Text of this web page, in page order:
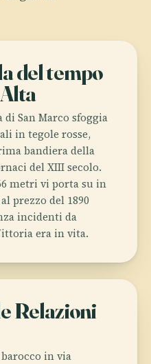
del tempo
San Marco sfoggia
in tegole rosse,
bandiera della
del XIII secolo.
metri vi porta su in
prezzo del 1890
incidenti da
era in vita.
Relazioni
in via